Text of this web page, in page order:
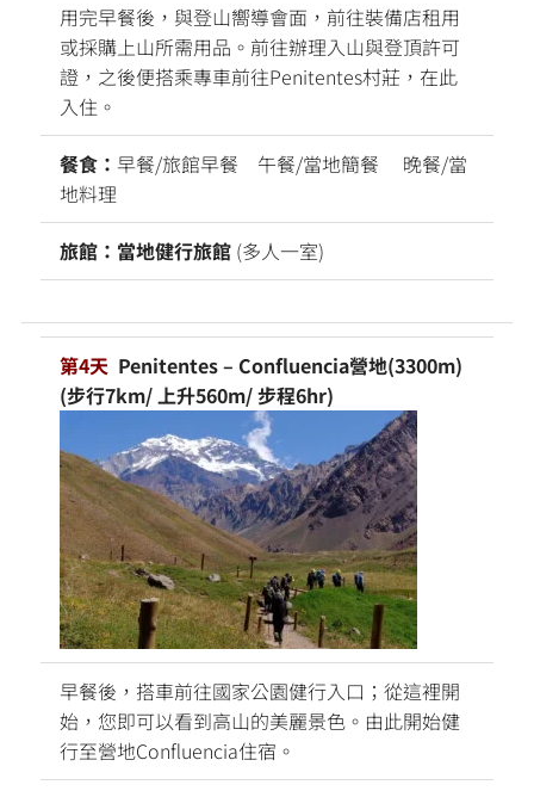
用完早餐後，與登山嚮導會面，前往裝備店租用
或採購上山所需用品。前往辦理入山與登頂許可
證，之後便搭乘專車前往Penitentes村莊，在此
入住。
餐食： 早餐/旅館早餐 午餐/當地簡餐 晚餐/當
地料理
旅館：當地健行旅館 (多人一室)
第4天 Penitentes – Confluencia營地(3300m)
(步行7km/ 上升560m/ 步程6hr)
早餐後，搭車前往國家公園健行入口；從這裡開
始，您即可以看到高山的美麗景色。由此開始健
行至營地Confluencia住宿。